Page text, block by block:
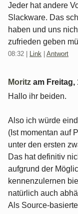
Jeder hat andere
Slackware. Das
haben und uns
zufrieden geben
08:32 Link Antwort
Moritz am Freitag,
Hallo ihr beiden.
Also ich würde
(Ist momentan auf
unter den ersten
Das hat definitiv
aufgrund der
kennenzulernen
natürlich auch
Als Source-